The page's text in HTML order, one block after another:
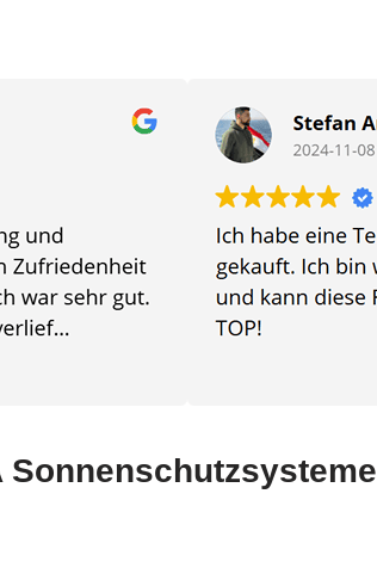
Sonnenschutzsysteme